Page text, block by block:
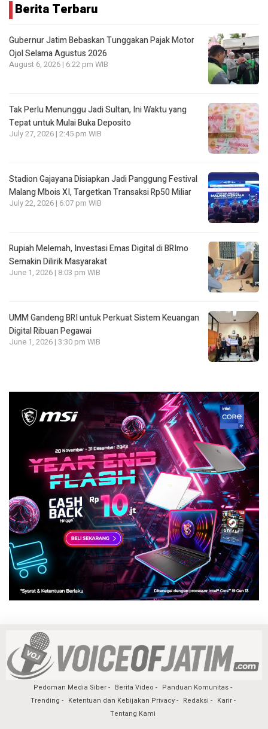
Berita Terbaru
Gubernur Jatim Bebaskan Tunggakan Pajak Motor
Ojol Selama Agustus 2026
August 6, 2026 | 6:22 pm WIB
Tak Perlu Menunggu Jadi Sultan, Ini Waktu yang
Tepat untuk Mulai Buka Deposito
July 27, 2026 | 2:45 pm WIB
Stadion Gajayana Disiapkan Jadi Panggung Festival
Malang Mbois XI, Targetkan Transaksi Rp50 Miliar
July 22, 2026 | 6:07 pm WIB
Rupiah Melemah, Investasi Emas Digital di BRImo
Semakin Dilirik Masyarakat
June 1, 2026 | 8:03 pm WIB
UMM Gandeng BRI untuk Perkuat Sistem Keuangan
Digital Ribuan Pegawai
June 1, 2026 | 3:30 pm WIB
Pedoman Media Siber Berita Video
Panduan Komunitas
Trending
Ketentuan dan Kebijakan Privacy Redaksi
Karir
Tentang Kami